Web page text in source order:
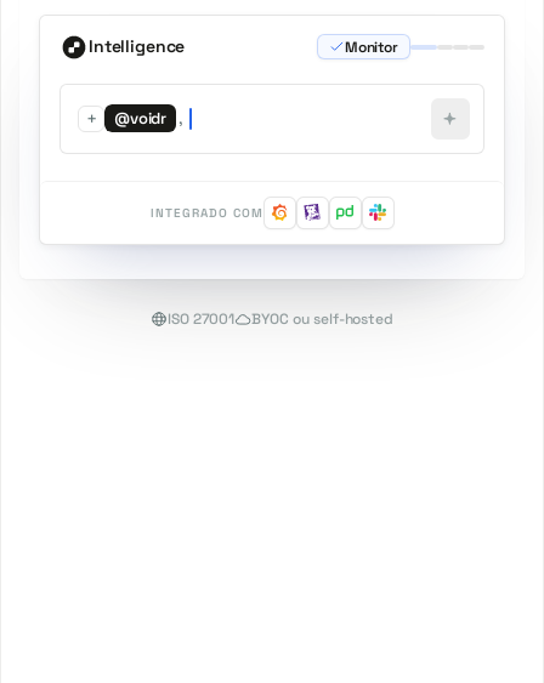
Intelligence Monitor
+ @voidr ,
INTEGRADO COM
ISO 27001 BYOC ou self-hosted